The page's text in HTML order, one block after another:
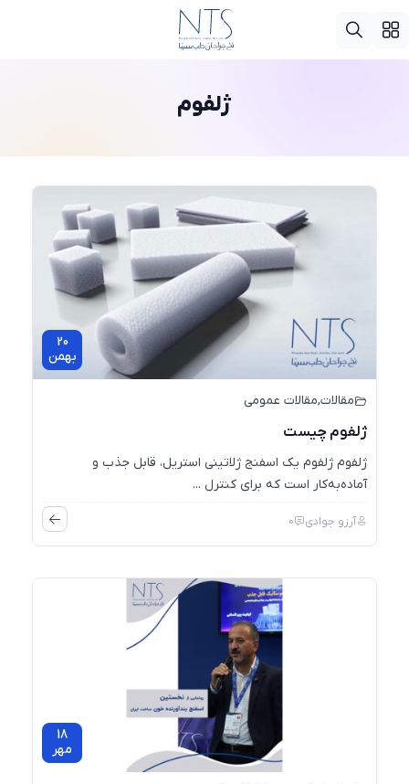
ژلفوم
20
بهمن
مقالات,مقالات عمومی
ژلفوم چیست
ژلفوم ژلفوم یک اسفنج ژلاتینی استریل، قابل جذب و
آماده‌به‌کار است که برای کنترل ...
آرزو جوادی 0
18
مهر